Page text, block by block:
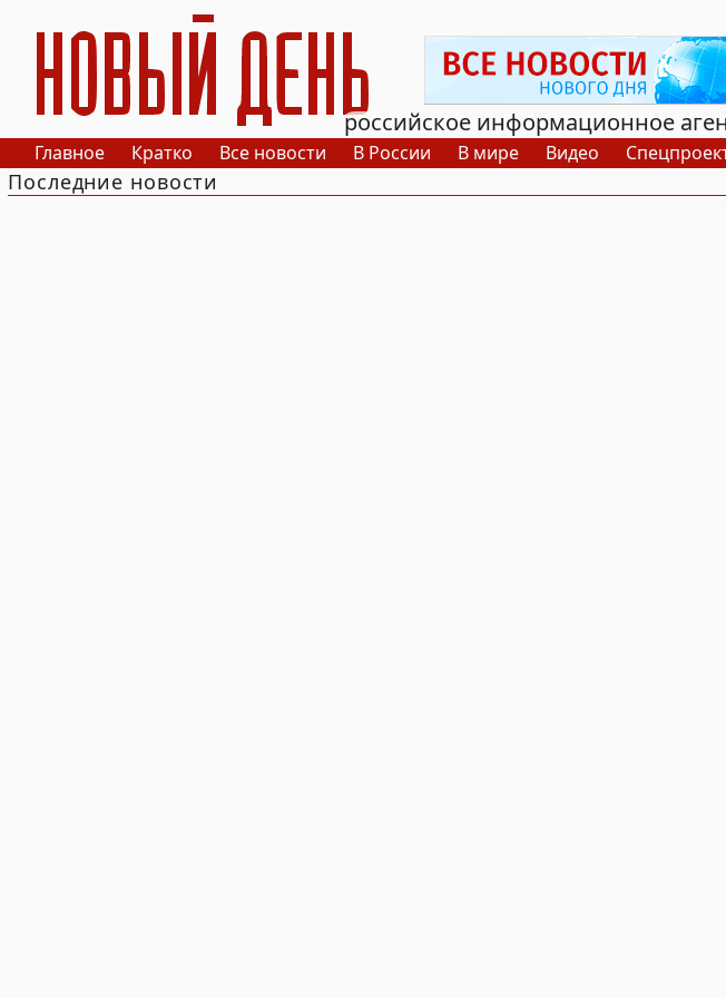
РИА Новый День
российское информационное
Главное Кратко Все новости В России В мире Видео
Последние новости